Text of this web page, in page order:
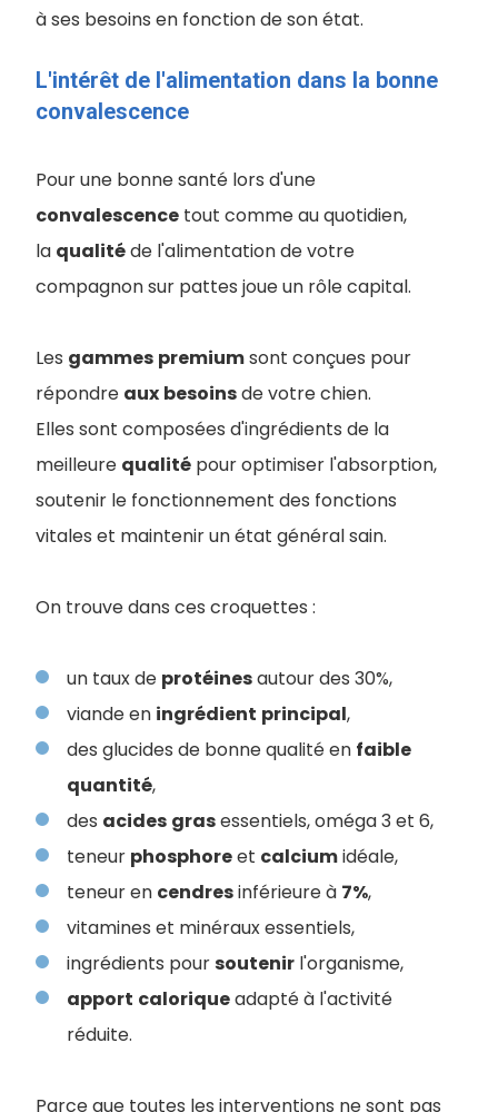
à ses besoins en fonction de son état.
L'intérêt de l'alimentation dans la bonne
convalescence
Pour une bonne santé lors d'une
convalescence tout comme au quotidien,
la qualitéde l'alimentation de votre
compagnon sur pattes joue un rôle capital.
Les gammes premiumsont conçues pour
répondre aux besoinsde votre chien.
Elles sont composées d'ingrédients de la
meilleure qualité pour optimiser l'absorption,
soutenir le fonctionnement des fonctions
vitales et maintenir un état général sain.
On trouve dans ces croquettes :
un taux de protéinesautour des 30%,
viande en ingrédient principal,
des glucides de bonne qualité en faible
quantité,
des acides grasessentiels, oméga 3 et 6,
teneur phosphoreet calciumidéale,
teneur en cendresinférieure à 7%,
vitamines et minéraux essentiels,
ingrédients poursoutenir l'organisme,
apport caloriqueadapté à l'activité
réduite.
Parce que toutes les interventions ne sont pas